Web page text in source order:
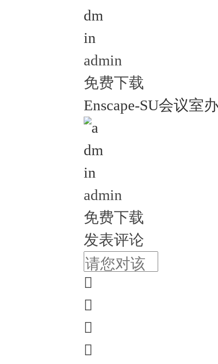
admin
免费下载
Enscape-SU会议室
admin
免费下载
发表评论



